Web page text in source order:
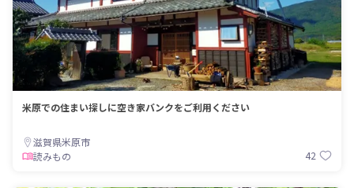
米原での住まい探しに空き家バンクをご利用ください
滋賀県米原市
読みもの
42